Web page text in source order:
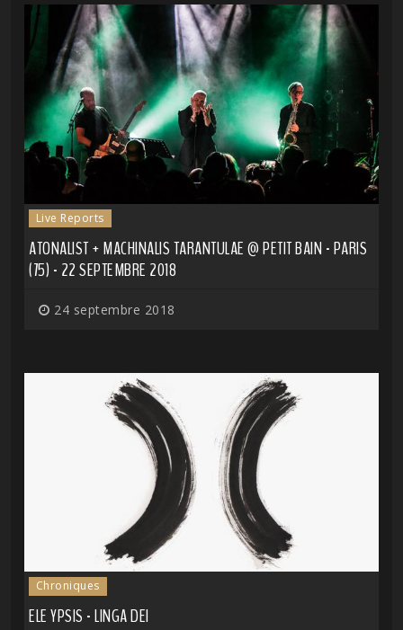
Live Reports
ATONALIST + MACHINALIS TARANTULAE @ PETIT BAIN - PARIS
(75) - 22 SEPTEMBRE 2018
24 septembre 2018
Chroniques
ELE YPSIS - LINGA DEI